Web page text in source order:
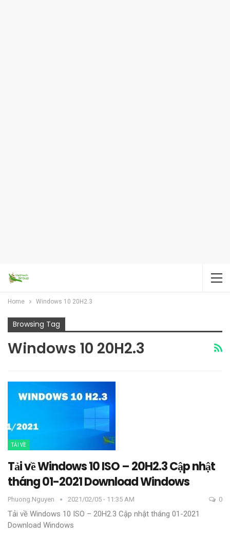
Home Windows 10 20H2.3
Browsing Tag
Windows 10 20H2.3
TẢI VỀ
Tải về Windows 10 ISO – 20H2.3 Cập nhật
tháng 01-2021 Download Windows
Phuong.nguyen 2021/02/05 - 11:35 AM 0
Tải về Windows 10 ISO – 20H2.3 Cập nhật tháng 01-2021
Download Windows